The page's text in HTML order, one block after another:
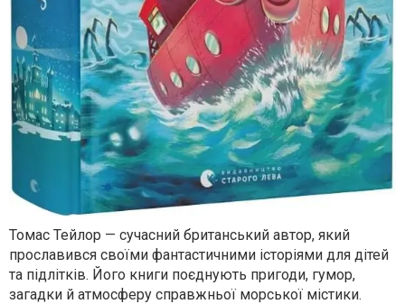
Томас Тейлор — сучасний британський автор, який
прославився своїми фантастичними історіями для дітей
та підлітків. Його книги поєднують пригоди, гумор,
загадки й атмосферу справжньої морської містики.